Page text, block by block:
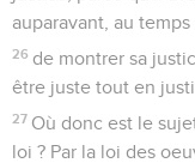
auparavant, au
26 de montrer sa
être juste tout en
27 Où donc est le
loi ? Par la loi des